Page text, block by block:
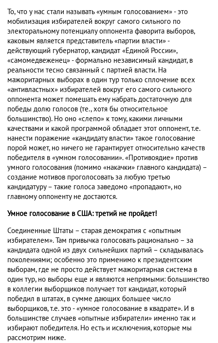
То, что у нас стали называть «умным голосованием» - это
мобилизация избирателей вокруг самого сильного по
электоральному потенциалу оппонента фаворита выборов,
каковым является представитель «партии власти» -
действующий губернатор, кандидат «Единой России»,
«самомедвеженец» - формально независимый кандидат, в
реальности тесно связанный с партией власти. На
мажоритарных выборах в один тур только сплочение всех
«антивластных» избирателей вокруг его самого сильного
оппонента может помешать ему набрать достаточную для
победы долю голосов (те., хотя бы относительное
большинство). Но оно «слепо» к тому, какими личными
качествами и какой программой обладает этот оппонент, т.е.
нанести поражение «кандидату власти» такое голосование
порой может, но ничего не гарантирует относительно качеств
победителя в «умном голосовании». «Противоядие» против
умного голосования (помимо «накачки» главного кандидата) –
создание мотивов проголосовать за любую третью
кандидатуру – такие голоса заведомо «пропадают», но
главному оппоненту не достаются.
Умное голосование в США: третий не пройдет!
Соединенные Штаты – старая демократия с «опытным
избирателем». Там привычка голосовать рационально – за
кандидата одной из двух сильнейших партий – складывалась
поколениями; особенно это применимо к президентским
выборам, где не просто действует мажоритарная система в
один тур, но выборы еще и являются непрямыми: большинство
в коллегии выборщиков получает тот кандидат, который
победил в штатах, в сумме дающих большее число
выборщиков, т.е. это - «умное голосование в квадрате». И в
большинстве случаев «опытные избиратели» именно так и
избирают победителя. Но есть и исключения, которые мы
рассмотрим ниже.